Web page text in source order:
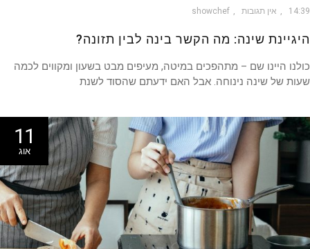
אין תגובות showchef
שינה: מה הקשר בינה לבין תזונה?
היינו שם – מתהפכים במיטה, מעיפים מבט בשעון ומקווים לכמה
של שינה נינוחה. אבל האם ידעתם שהסוד לשנת
11
אוג